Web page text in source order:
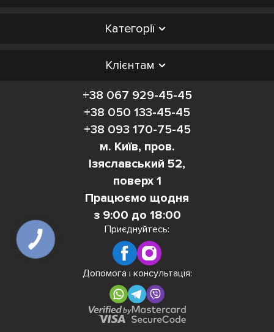
Категорії
Клієнтам
+38 067 929-45-45
+38 050 133-45-45
+38 093 170-75-45
м. Київ, пров.
Ізяславський 52,
поверх 1
Працюємо щодня
з 9:00 до 18:00
Приєднуйтесь:
Допомога і консультація: